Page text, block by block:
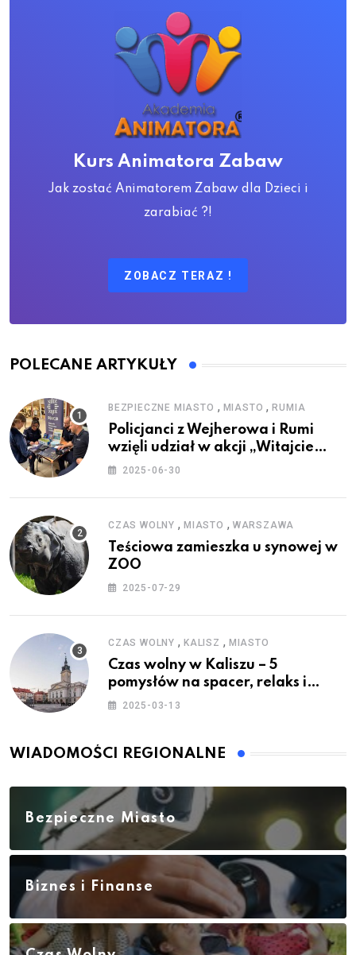
Kurs Animatora Zabaw
Jak zostać Animatorem Zabaw dla Dzieci i
zarabiać ?!
ZOBACZ TERAZ !
POLECANE ARTYKUŁY
BEZPIECZNE MIASTO , MIASTO ,RUMIA
Policjanci z Wejherowa i Rumi
wzięli udział w akcji „Witajcie
Wakacje”
2025-06-30
CZAS WOLNY , MIASTO , WARSZAWA
Teściowa zamieszka u synowej w
ZOO
2025-07-29
CZAS WOLNY , KALISZ , MIASTO
Czas wolny w Kaliszu – 5
pomysłów na spacer, relaks i
rodzinne atrakcje
2025-03-13
WIADOMOŚCI REGIONALNE
Bezpieczne Miasto
Biznes i Finanse